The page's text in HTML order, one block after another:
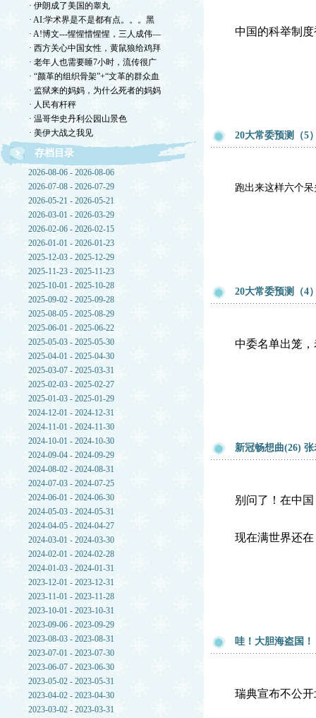
· 伊朗成了美国的睾丸
· AI:学术界是不是都有点。。。黑
· A!博文---惺惺惜惺惺，三人成伟—
· 西方关心中国女性，黄鼠狼给鸡拜
· 老年人也需要睡7小时，流传很广
· “颜革的组织骨架”+“文革的群众血
· 监狱来的妈妈，为什么死者的妈妈
· 人民有杆秤
· 温哥华史丹利公园山景色
· 美伊大战之我见
存档目录
2026-08-06 - 2026-08-06
2026-07-08 - 2026-07-29
2026-05-21 - 2026-05-21
2026-03-01 - 2026-03-29
2026-02-06 - 2026-02-15
2026-01-01 - 2026-01-23
2025-12-03 - 2025-12-29
2025-11-23 - 2025-11-23
2025-10-01 - 2025-10-28
2025-09-02 - 2025-09-28
2025-08-05 - 2025-08-29
2025-06-01 - 2025-06-22
2025-05-03 - 2025-05-30
2025-04-01 - 2025-04-30
2025-03-07 - 2025-03-31
2025-02-03 - 2025-02-27
2025-01-03 - 2025-01-29
2024-12-01 - 2024-12-31
2024-11-01 - 2024-11-30
2024-10-01 - 2024-10-30
2024-09-04 - 2024-09-29
2024-08-02 - 2024-08-31
2024-07-03 - 2024-07-25
2024-06-01 - 2024-06-30
2024-05-03 - 2024-05-31
2024-04-05 - 2024-04-27
2024-03-01 - 2024-03-30
2024-02-01 - 2024-02-28
2024-01-03 - 2024-01-31
2023-12-01 - 2023-12-31
2023-11-01 - 2023-11-28
2023-10-01 - 2023-10-31
2023-09-06 - 2023-09-29
2023-08-03 - 2023-08-31
2023-07-01 - 2023-07-30
2023-06-07 - 2023-06-30
2023-05-02 - 2023-05-31
2023-04-02 - 2023-04-30
2023-03-02 - 2023-03-31
中国的科举制
20大常委预测（5
跑出来这样六个
20大常委预测（4
中委名单出笼
新冠畅想曲(26)
别问了！在中
现在满世界还在
哇！大胆海盗国！
瑞典宣布不公开